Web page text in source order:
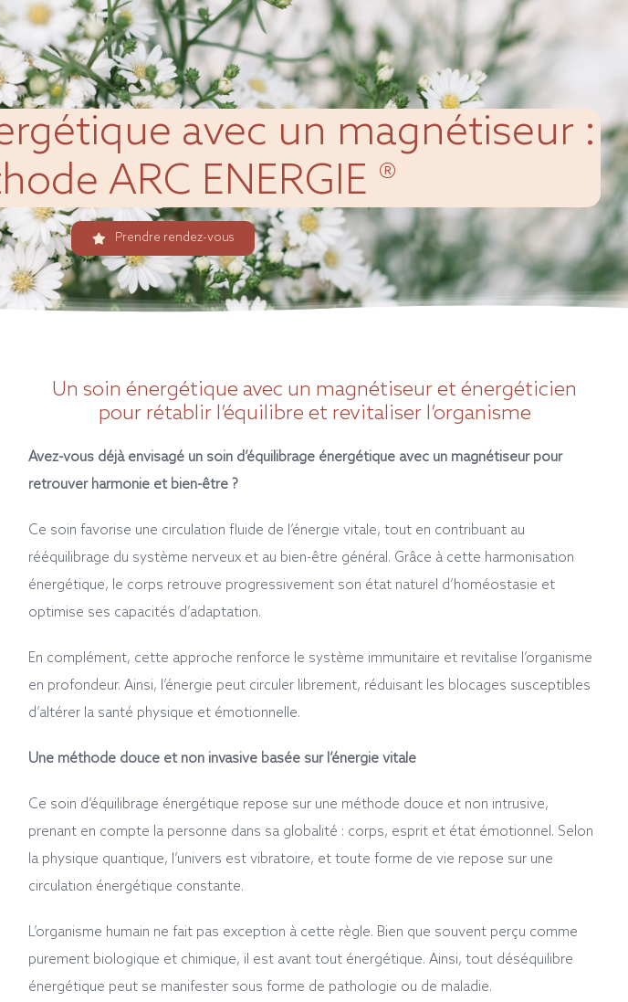
avec un magnétiseur :
ARC ENERGIE ®
Prendre rendez-vous
Un soin énergétique avec un magnétiseur et énergéticien
pour rétablir l’équilibre et revitaliser l’organisme
Avez-vous déjà envisagé un soin d’équilibrage énergétique avec un magnétiseur pour
retrouver harmonie et bien-être ?
Ce soin favorise une circulation fluide de l’énergie vitale, tout en contribuant au
rééquilibrage du système nerveux et au bien-être général. Grâce à cette harmonisation
énergétique, le corps retrouve progressivement son état naturel d’homéostasie et
optimise ses capacités d’adaptation.
En complément, cette approche renforce le système immunitaire et revitalise l’organisme
en profondeur. Ainsi, l’énergie peut circuler librement, réduisant les blocages susceptibles
d’altérer la santé physique et émotionnelle.
Une méthode douce et non invasive basée sur l’énergie vitale
Ce soin d’équilibrage énergétique repose sur une méthode douce et non intrusive,
prenant en compte la personne dans sa globalité : corps, esprit et état émotionnel. Selon
la physique quantique, l’univers est vibratoire, et toute forme de vie repose sur une
circulation énergétique constante.
L’organisme humain ne fait pas exception à cette règle. Bien que souvent perçu comme
purement biologique et chimique, il est avant tout énergétique. Ainsi, tout déséquilibre
énergétique peut se manifester sous forme de pathologie ou de maladie.